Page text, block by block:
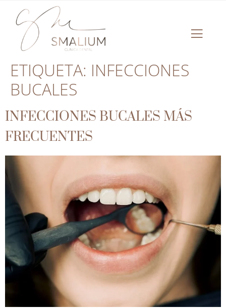
ETIQUETA: INFECCIONES
BUCALES
INFECCIONES BUCALES MÁS
FRECUENTES